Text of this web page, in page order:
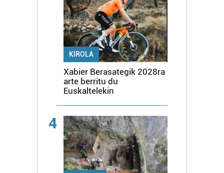
KIROLA
Xabier Berasategik 2028ra
arte berritu du
Euskaltelekin
4